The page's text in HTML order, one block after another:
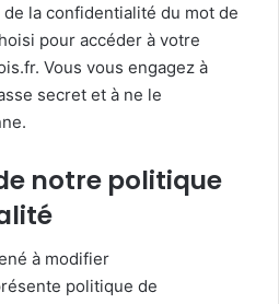
la confidentialité du mot de
pour accéder à votre
Vous vous engagez à
secret et à ne le
notre politique
à modifier
politique de